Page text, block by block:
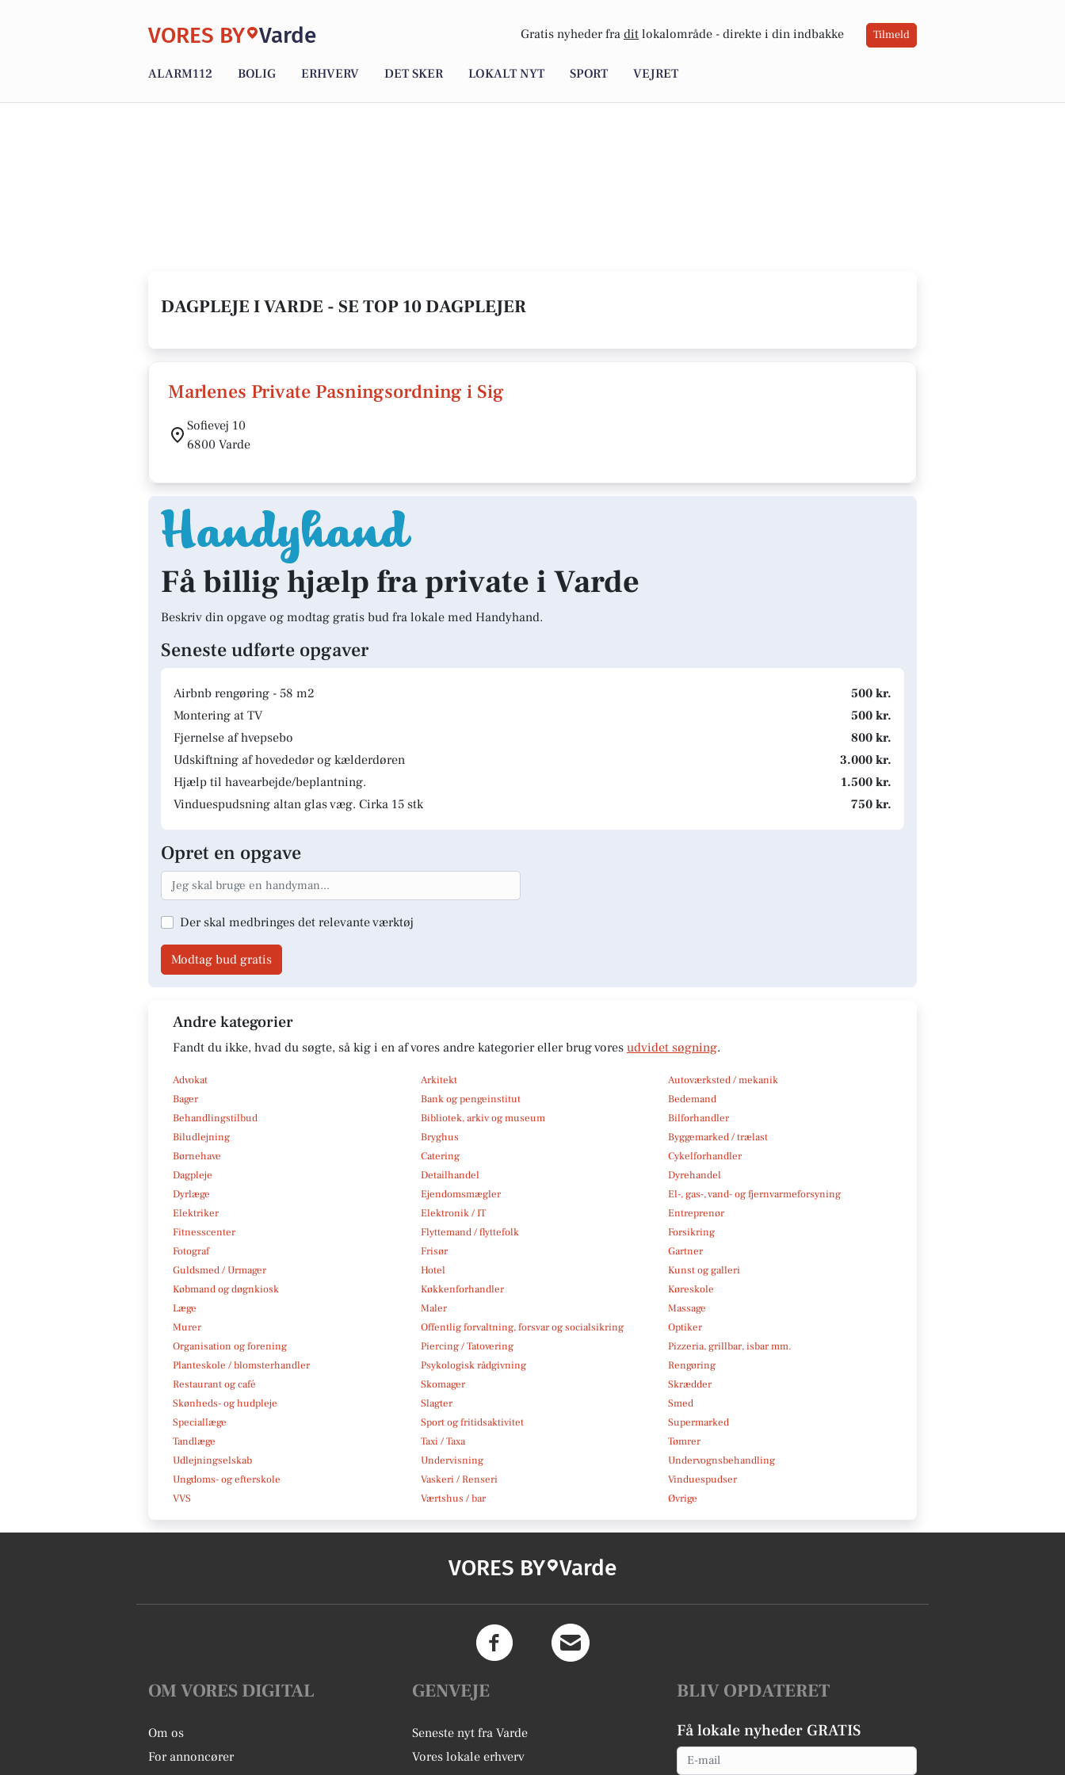
VORES BY Varde Gratis nyheder fra dit lokalområde - direkte i din indbakke Tilmeld
ALARM112 BOLIG ERHVERV DET SKER LOKALT NYT SPORT VEJRET
DAGPLEJE I VARDE - SE TOP 10 DAGPLEJER
Marlenes Private Pasningsordning i Sig
Sofievej 10
6800 Varde
Få billig hjælp fra private i Varde
Beskriv din opgave og modtag gratis bud fra lokale med Handyhand.
Seneste udførte opgaver
Airbnb rengøring - 58 m2
500 kr.
Montering at TV
500 kr.
Fjernelse af hvepsebo
800 kr.
Udskiftning af hovededør og kælderdøren
3.000 kr.
Hjælp til havearbejde/beplantning.
1.500 kr.
Vinduespudsning altan glas væg. Cirka 15 stk
750 kr.
Opret en opgave
Der skal medbringes det relevante værktøj
Modtag bud gratis
Andre kategorier
Fandt du ikke, hvad du søgte, så kig i en af vores andre kategorier eller brug vores udvidet søgning.
Advokat Arkitekt
Autoværksted / mekanik
Bager
Bank og pengeinstitut
Bedemand
Behandlingstilbud
Bibliotek, arkiv og museum
Bilforhandler
Biludlejning
Bryghus
Byggemarked / trælast
Børnehave
Catering
Cykelforhandler
Dagpleje
Detailhandel
Dyrehandel
Dyrlæge
Ejendomsmægler
El-, gas-, vand- og fjernvarmeforsyning
Elektriker
Elektronik / IT
Entreprenør
Fitnesscenter
Flyttemand / flyttefolk
Forsikring
Fotograf
Frisør
Gartner
Guldsmed / Urmager
Hotel
Kunst og galleri
Købmand og døgnkiosk
Køkkenforhandler
Køreskole
Læge
Maler
Massage
Murer
Offentlig forvaltning, forsvar og socialsikring
Optiker
Organisation og forening
Piercing / Tatovering
Pizzeria, grillbar, isbar mm.
Planteskole / blomsterhandler
Psykologisk rådgivning
Rengøring
Restaurant og café
Skomager
Skrædder
Skønheds- og hudpleje
Slagter
Smed
Speciallæge
Sport og fritidsaktivitet
Supermarked
Tandlæge
Taxi / Taxa
Tømrer
Udlejningselskab
Undervisning
Undervognsbehandling
Ungdoms- og efterskole
Vaskeri / Renseri
Vinduespudser
VVS
Værtshus / bar Øvrige
VORES BY Varde
OM VORES DIGITAL
Om os
For annoncører
GENVEJE
Seneste nyt fra Varde
Vores lokale erhverv
BLIV OPDATERET
Få lokale nyheder GRATIS
Email